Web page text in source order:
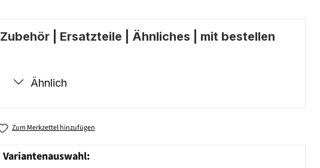
Zubehör | Ersatzteile | Ähnliches | mit bestellen
Ähnlich
Zum Merkzettel hinzufügen
Variantenauswahl: